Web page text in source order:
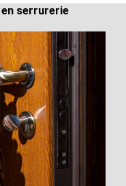
serrurerie